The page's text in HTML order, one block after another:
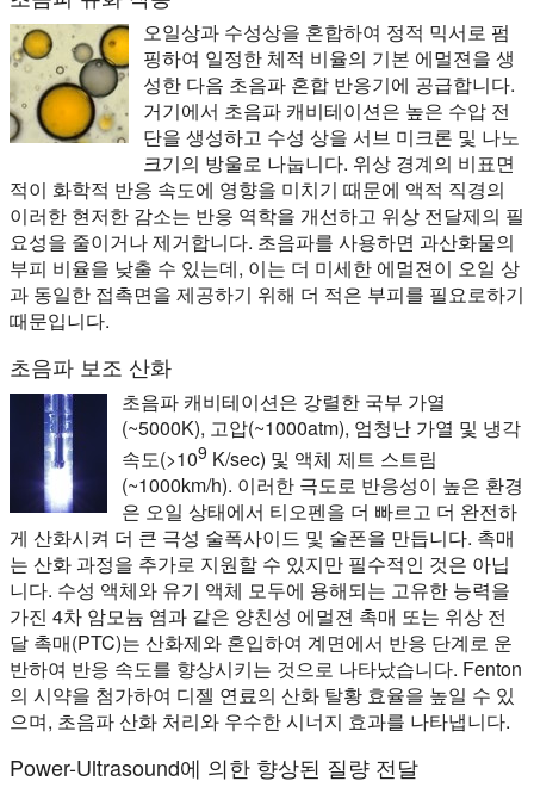
오일상과 수성상을 혼합하여 정적 믹서로 펌
핑하여 일정한 체적 비율의 기본 에멀젼을 생
성한 다음 초음파 혼합 반응기에 공급합니다.
거기에서 초음파 캐비테이션은 높은 수압 전
단을 생성하고 수성 상을 서브 미크론 및 나노
크기의 방울로 나눕니다. 위상 경계의 비표면
적이 화학적 반응 속도에 영향을 미치기 때문에 액적 직경의
이러한 현저한 감소는 반응 역학을 개선하고 위상 전달제의 필
요성을 줄이거나 제거합니다. 초음파를 사용하면 과산화물의
부피 비율을 낮출 수 있는데, 이는 더 미세한 에멀젼이 오일 상
과 동일한 접촉면을 제공하기 위해 더 적은 부피를 필요로하기
때문입니다.
초음파 보조 산화
초음파 캐비테이션은 강렬한 국부 가열
(~5000K), 고압(~1000atm), 엄청난 가열 및 냉각
속도(>109 K/sec) 및 액체 제트 스트림
(~1000km/h). 이러한 극도로 반응성이 높은 환경
은 오일 상태에서 티오펜을 더 빠르고 더 완전하
게 산화시켜 더 큰 극성 술폭사이드 및 술폰을 만듭니다. 촉매
는 산화 과정을 추가로 지원할 수 있지만 필수적인 것은 아닙
니다. 수성 액체와 유기 액체 모두에 용해되는 고유한 능력을
가진 4차 암모늄 염과 같은 양친성 에멀젼 촉매 또는 위상 전
달 촉매(PTC)는 산화제와 혼입하여 계면에서 반응 단계로 운
반하여 반응 속도를 향상시키는 것으로 나타났습니다. Fenton
의 시약을 첨가하여 디젤 연료의 산화 탈황 효율을 높일 수 있
으며, 초음파 산화 처리와 우수한 시너지 효과를 나타냅니다.
Power-Ultrasound에 의한 향상된 질량 전달